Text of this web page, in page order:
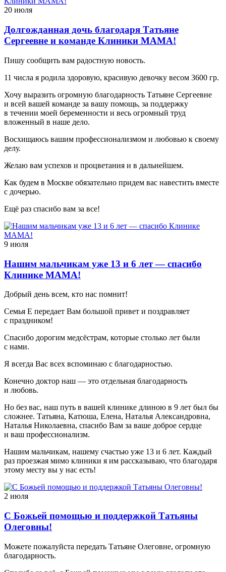
20 июля
Долгожданная дочь благодаря Татьяне
Сергеевне и команде Клиники МАМА!
Пишу сообщить вам радостную новость.
11 числа я родила здоровую, красивую девочку весом 3600 гр.
Хочу выразить огромную благодарность Татьяне Сергеевне
и всей вашей команде за вашу помощь, за поддержку
в течении моей беременности и весь огромный труд
вложенный в наше дело.
Восхищаюсь вашим профессионализмом и любовью к своему
делу.
Желаю вам успехов и процветания и в дальнейшем.
Как будем в Москве обязательно придем вас навестить вместе
с дочерью.
Ещё раз спасибо вам за все!
9 июля
Нашим мальчикам уже 13 и 6 лет — спасибо
Клинике МАМА!
Добрый день всем, кто нас помнит!
Семья Е передает Вам большой привет и поздравляет
с праздником!
Спасибо дорогим медсёстрам, которые столько лет были
с нами.
Я всегда Вас всех вспоминаю с благодарностью.
Конечно доктор наш — это отдельная благодарность
и любовь.
Но без вас, наш путь в вашей клинике длиною в 9 лет был бы
сложнее. Татьяна, Катюша, Елена, Наталья Александровна,
Наталья Николаевна, спасибо Вам за ваше доброе сердце
и ваш профессионализм.
Нашим мальчикам, нашему счастью уже 13 и 6 лет. Каждый
раз проезжая мимо клиники я им рассказываю, что благодаря
этому месту вы у нас есть!
2 июля
С Божьей помощью и поддержкой Татьяны
Олеговны!
Можете пожалуйста передать Татьяне Олеговне, огромную
благодарность.